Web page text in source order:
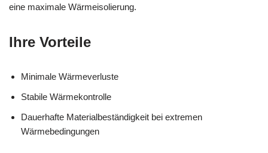
eine maximale Wärmeisolierung.
Ihre Vorteile
Minimale Wärmeverluste
Stabile Wärmekontrolle
Dauerhafte Materialbeständigkeit bei extremen
Wärmebedingungen